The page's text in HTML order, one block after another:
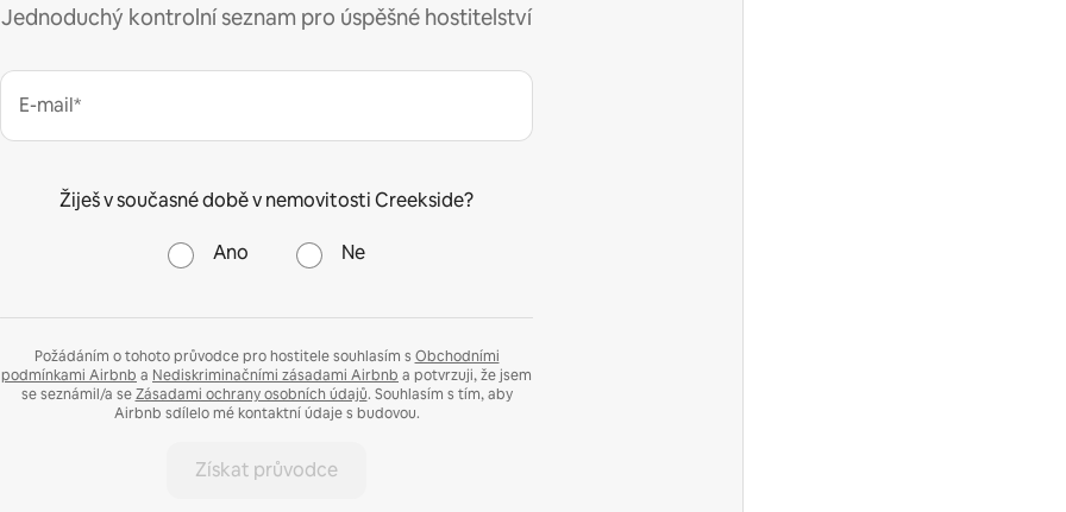
Jednoduchý kontrolní seznam pro úspěšné hostitelství
E-mail*
Žiješ v současné době v nemovitosti Creekside?
Ano Ne
Požádáním o tohoto průvodce pro hostitele souhlasím s Obchodními
podmínkami Airbnb a Nediskriminačními zásadami Airbnb a potvrzuji, že jsem
se seznámil/a seZásadami ochrany osobních údajů. Souhlasím s tím, aby
Airbnb sdílelo mé kontaktní údaje s budovou.
Získat průvodce